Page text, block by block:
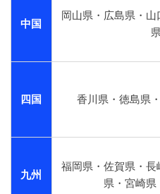
中国
岡山県・広島県・
県
四国 香川県・徳島県
九州
福岡県・佐賀県・
県・宮崎県